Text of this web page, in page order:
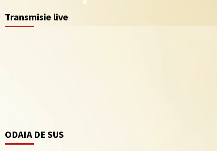
Transmisie live
ODAIA DE SUS